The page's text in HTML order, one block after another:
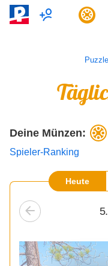
Multiplayer
Puzzle
Deine Münzen:
Spieler-Ranking
Heute